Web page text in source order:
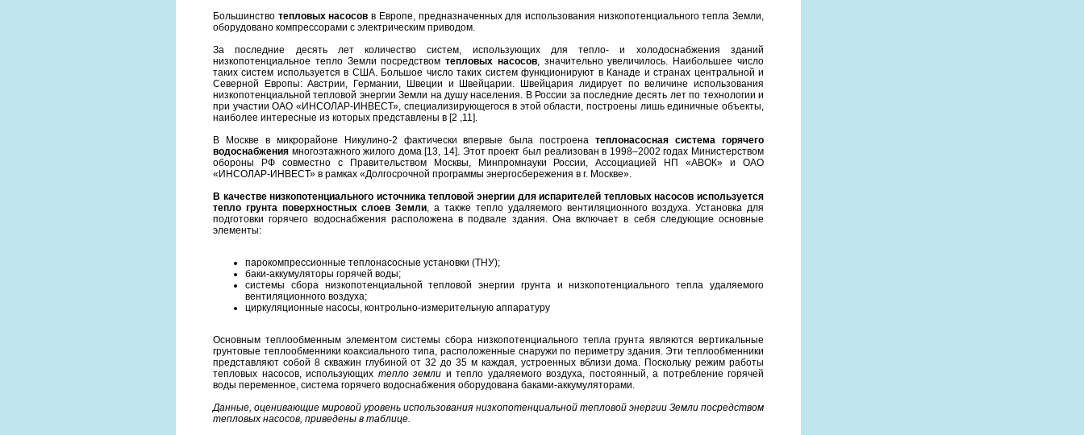
Большинство тепловых насосов в Европе, предназначенных для использования низкопотенциального тепла Земли,
оборудовано компрессорами с электрическим приводом.
За последние десять лет количество систем, использующих для тепло- и холодоснабжения зданий
низкопотенциальное тепло Земли посредствомтепловых насосов, значительно увеличилось. Наибольшее число
таких систем используется в США. Большое число таких систем функционируют в Канаде и странах центральной и
Северной Европы: Австрии, Германии, Швеции и Швейцарии. Швейцария лидирует по величине использования
низкопотенциальной тепловой энергии Земли на душу населения. В России за последние десять лет по технологии и
при участии ОАО «ИНСОЛАР-ИНВЕСТ», специализирующегося в этой области, построены лишь единичные объекты,
наиболее интересные из которых представлены в [2 ,11].
В Москве в микрорайоне Никулино-2 фактически впервые была построенатеплонасосная система горячего
водоснабжения многоэтажного жилого дома [13, 14]. Этот проект был реализован в 1998–2002 годах Министерством
обороны РФ совместно с Правительством Москвы, Минпромнауки России, Ассоциацией НП «АВОК» и ОАО
«ИНСОЛАР-ИНВЕСТ» в рамках «Долгосрочной программы энергосбережения в г. Москве».
В качестве низкопотенциального источника тепловой энергии для испарителей тепловых насосов используется
тепло грунта поверхностных слоев Земли , а также тепло удаляемого вентиляционного воздуха. Установка для
подготовки горячего водоснабжения расположена в подвале здания. Она включает в себя следующие основные
элементы:
парокомпрессионные теплонасосные установки (ТНУ);
баки-аккумуляторы горячей воды;
системы сбора низкопотенциальной тепловой энергии грунта и низкопотенциального тепла удаляемого
вентиляционного воздуха;
циркуляционные насосы, контрольно-измерительную аппаратуру
Основным теплообменным элементом системы сбора низкопотенциального тепла грунта являются вертикальные
грунтовые теплообменники коаксиального типа, расположенные снаружи по периметру здания. Эти теплообменники
представляют собой 8 скважин глубиной от 32 до 35 м каждая, устроенных вблизи дома. Поскольку режим работы
тепловых насосов, использующих тепло земли и тепло удаляемого воздуха, постоянный, а потребление горячей
воды переменное, система горячего водоснабжения оборудована баками-аккумуляторами.
Данные, оценивающие мировой уровень использования низкопотенциальной тепловой энергии Земли посредством
тепловых насосов, приведены в таблице.